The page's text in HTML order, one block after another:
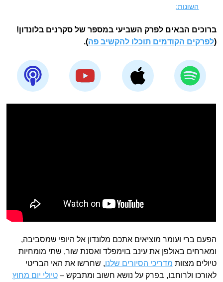
השונות:
ברוכים הבאים לפרק השביעי במספר של סקרנים בלונדון!
(לפרקים הקודמים תוכלו להקשיב פה).
הפעם ברי ועומר מוציאים אתכם מלונדון אל היופי שמסביבה,
ומארחים באולפן את עינב בוימפלד ואסנת שור, שתי מומחיות
טיולים מצוות מדריכי הסיורים שלנו, שחרשו את האי הבריטי
לאורכו ולרוחבו, בפרק על נושא חשוב ומתבקש –טיולי יום מחוץ